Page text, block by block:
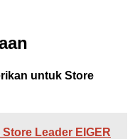
untuk Store
Leader EIGER